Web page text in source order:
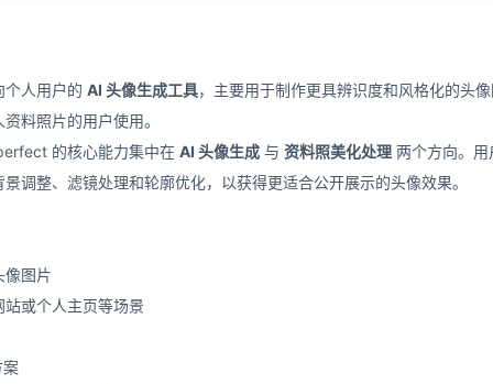
人用户的 AI 头像生成工具，主要用于制作更具辨识度和风格化的头
料照片的用户使用。
的核心能力集中在 AI 头像生成 与 资料照美化处理 两个方向。
调整、滤镜处理和轮廓优化，以获得更适合公开展示的头像效果。
像图片
或个人主页等场景